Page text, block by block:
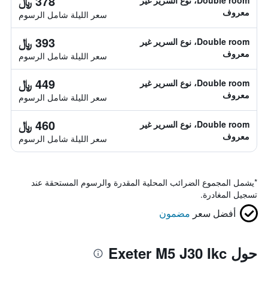
معروف
سعر الليلة شامل الرسوم
Double room، نوع السرير غير
معروف
393 ﷼
سعر الليلة شامل الرسوم
Double room، نوع السرير غير
معروف
449 ﷼
سعر الليلة شامل الرسوم
Double room، نوع السرير غير
معروف
460 ﷼
سعر الليلة شامل الرسوم
*يشمل المجموع الضرائب المحلية المقدرة والرسوم المستحقة عند
تسجيل المغادرة.
أفضل سعر مضمون
حول Exeter M5 J30 Ikc